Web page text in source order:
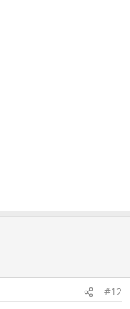
#12